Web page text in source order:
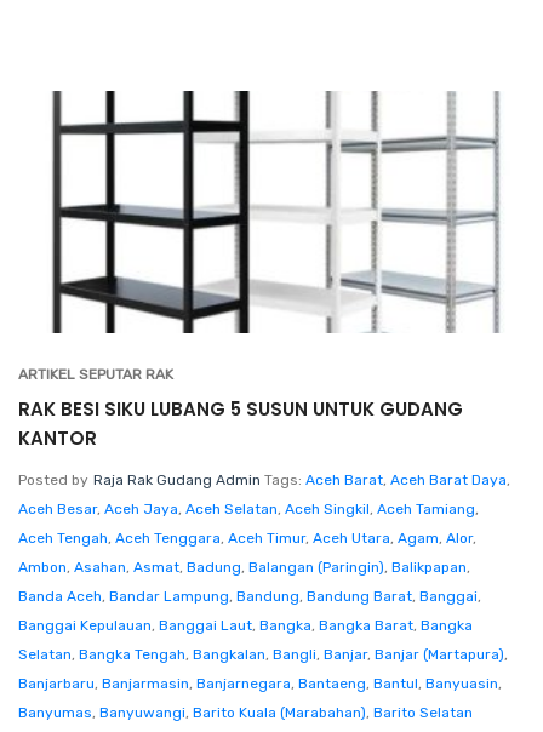
ARTIKEL SEPUTAR RAK
RAK BESI SIKU LUBANG 5 SUSUN UNTUK GUDANG
KANTOR
Posted by Raja Rak Gudang Admin Tags: Aceh Barat, Aceh Barat Daya,
Aceh Besar, Aceh Jaya, Aceh Selatan, Aceh Singkil, Aceh Tamiang,
Aceh Tengah, Aceh Tenggara, Aceh Timur, Aceh Utara, Agam, Alor,
Ambon, Asahan, Asmat, Badung, Balangan (Paringin), Balikpapan,
Banda Aceh, Bandar Lampung, Bandung, Bandung Barat, Banggai,
Banggai Kepulauan, Banggai Laut, Bangka, Bangka Barat, Bangka
Selatan, Bangka Tengah, Bangkalan, Bangli, Banjar, Banjar (Martapura),
Banjarbaru, Banjarmasin, Banjarnegara, Bantaeng, Bantul, Banyuasin,
Banyumas, Banyuwangi, Barito Kuala (Marabahan), Barito Selatan